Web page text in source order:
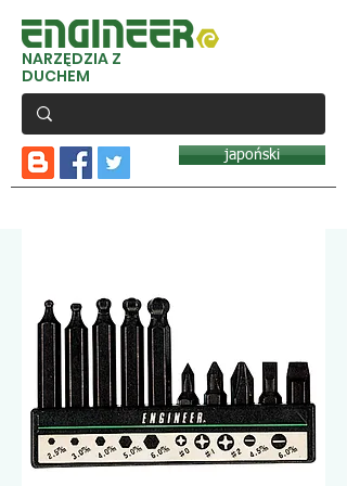
NARZĘDZIA Z
DUCHEM
japoński